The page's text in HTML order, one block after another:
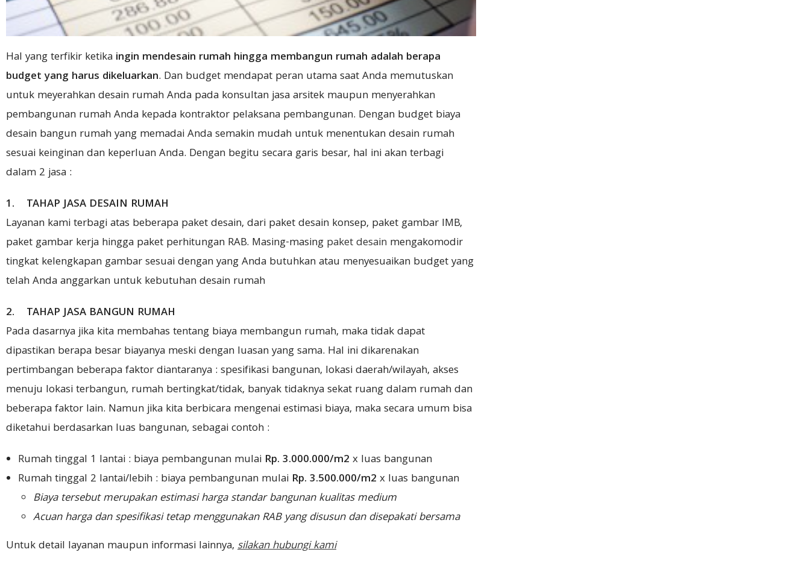
Hal yang terfikir ketika ingin mendesain rumah hingga membangun rumah adalah berapa
budget yang harus dikeluarkan. Dan budget mendapat peran utama saat Anda memutuskan
untuk meyerahkan desain rumah Anda pada konsultan jasa arsitek maupun menyerahkan
pembangunan rumah Anda kepada kontraktor pelaksana pembangunan. Dengan budget biaya
desain bangun rumah yang memadai Anda semakin mudah untuk menentukan desain rumah
sesuai keinginan dan keperluan Anda. Dengan begitu secara garis besar, hal ini akan terbagi
dalam 2 jasa :
1. TAHAP JASA DESAIN RUMAH
Layanan kami terbagi atas beberapa paket desain, dari paket desain konsep, paket gambar IMB,
paket gambar kerja hingga paket perhitungan RAB. Masing-masing paket desain mengakomodir
tingkat kelengkapan gambar sesuai dengan yang Anda butuhkan atau menyesuaikan budget yang
telah Anda anggarkan untuk kebutuhan desain rumah
2. TAHAP JASA BANGUN RUMAH
Pada dasarnya jika kita membahas tentang biaya membangun rumah, maka tidak dapat
dipastikan berapa besar biayanya meski dengan luasan yang sama. Hal ini dikarenakan
pertimbangan beberapa faktor diantaranya : spesifikasi bangunan, lokasi daerah/wilayah, akses
menuju lokasi terbangun, rumah bertingkat/tidak, banyak tidaknya sekat ruang dalam rumah dan
beberapa faktor lain. Namun jika kita berbicara mengenai estimasi biaya, maka secara umum bisa
diketahui berdasarkan luas bangunan, sebagai contoh :
Rumah tinggal 1 lantai : biaya pembangunan mulai Rp. 3.000.000/m2 x luas bangunan
Rumah tinggal 2 lantai/lebih : biaya pembangunan mulai Rp. 3.500.000/m2 x luas bangunan
Biaya tersebut merupakan estimasi harga standar bangunan kualitas medium
Acuan harga dan spesifikasi tetap menggunakan RAB yang disusun dan disepakati bersama
Untuk detail layanan maupun informasi lainnya, silakan hubungi kami